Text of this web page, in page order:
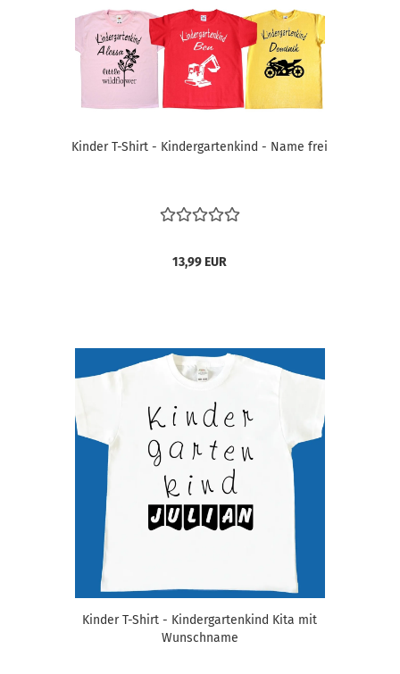
Kinder T-Shirt - Kindergartenkind - Name frei
13,99 EUR
Kinder T-Shirt - Kindergartenkind Kita mit
Wunschname